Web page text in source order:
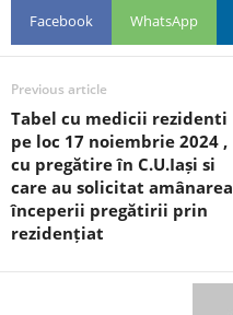
Facebook WhatsApp
Previous article
Tabel cu medicii rezidenti
pe loc 17 noiembrie 2024 ,
cu pregătire în C.U.Iași si
care au solicitat amânarea
începerii pregătirii prin
rezidențiat